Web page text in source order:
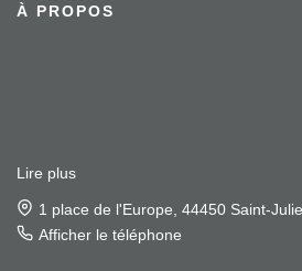
À PROPOS
Lire plus
1 place de l'Europe, 44450 Saint-
Afficher le téléphone